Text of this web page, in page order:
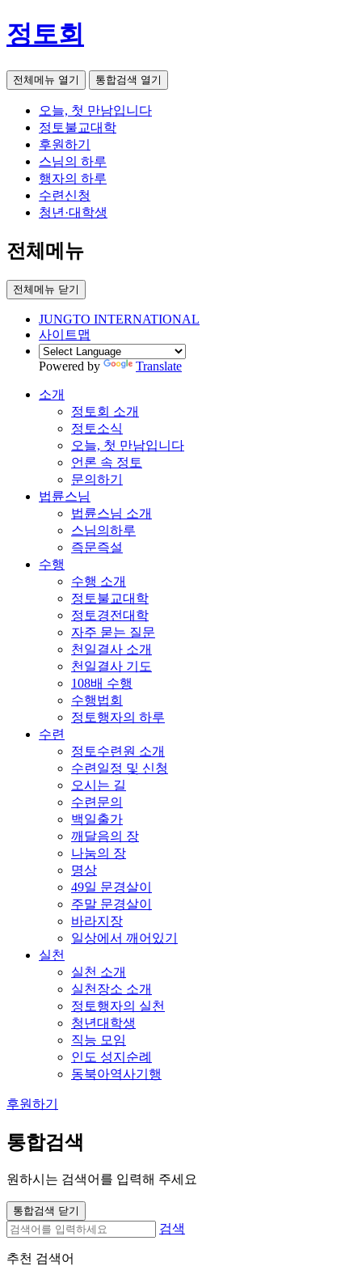
정토회
전체메뉴 열기 통합검색 열기
오늘, 첫 만남입니다
정토불교대학
후원하기
스님의 하루
행자의 하루
수련신청
청년·대학생
전체메뉴
전체메뉴 닫기
JUNGTO INTERNATIONAL
사이트맵
Powered by Translate
소개
정토회 소개
정토소식
오늘, 첫 만남입니다
언론 속 정토
문의하기
법륜스님
법륜스님 소개
스님의하루
즉문즉설
수행
수행 소개
정토불교대학
정토경전대학
자주 묻는 질문
천일결사 소개
천일결사 기도
108배 수행
수행법회
정토행자의 하루
수련
정토수련원 소개
수련일정 및 신청
오시는 길
수련문의
백일출가
깨달음의 장
나눔의 장
명상
49일 문경살이
주말 문경살이
바라지장
일상에서 깨어있기
실천
실천 소개
실천장소 소개
정토행자의 실천
청년대학생
직능 모임
인도 성지순례
동북아역사기행
후원하기
통합검색
원하시는 검색어를 입력해 주세요
통합검색 닫기
검색
추천 검색어